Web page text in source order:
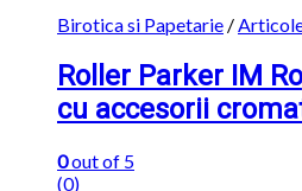
Birotica si Papetarie /
Roller Parker IM
cu accesorii
0out of 5
(0)